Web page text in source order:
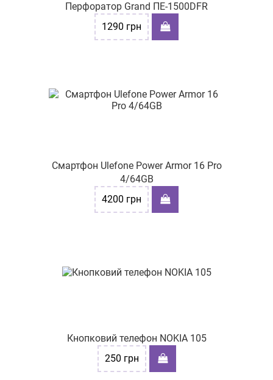
Перфоратор Grand ПЕ-1500DFR
1290 грн
Смартфон Ulefone Power Armor 16 Pro
4/64GB
4200 грн
Кнопковий телефон NOKIA 105
250 грн